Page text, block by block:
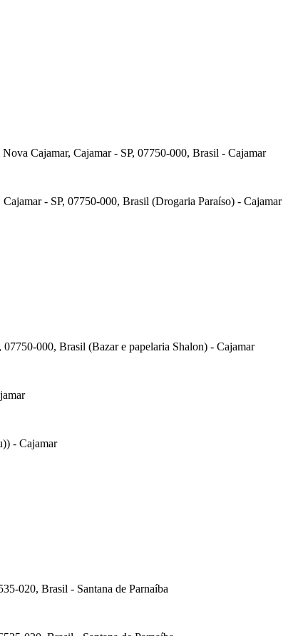
Cajamar, Cajamar - SP, 07750-000, Brasil - Cajamar
- SP, 07750-000, Brasil (Drogaria Paraíso) - Cajamar
000, Brasil (Bazar e papelaria Shalon) - Cajamar
- Cajamar
020, Brasil - Santana de Parnaíba